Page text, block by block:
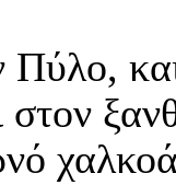
στον